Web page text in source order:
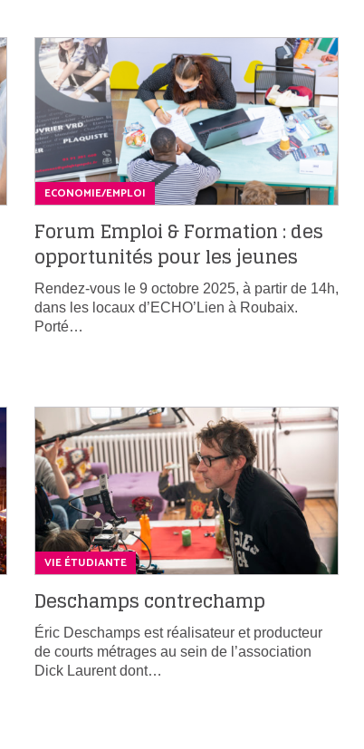
ECONOMIE/EMPLOI
Forum Emploi & Formation : des
opportunités pour les jeunes
Rendez-vous le 9 octobre 2025, à partir de 14h,
dans les locaux d’ECHO’Lien à Roubaix.
Porté…
VIE ÉTUDIANTE
Deschamps contrechamp
Éric Deschamps est réalisateur et producteur
de courts métrages au sein de l’association
Dick Laurent dont…